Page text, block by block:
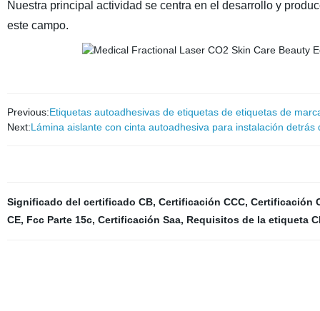
Nuestra principal actividad se centra en el desarrollo y
este campo.
Previous:Etiquetas autoadhesivas de etiquetas de etiquetas de
Next:Lámina aislante con cinta autoadhesiva para instalación detrás
Significado del certificado CB, Certificación CCC, Certificación
CE, Fcc Parte 15c, Certificación Saa, Requisitos de la etiqueta